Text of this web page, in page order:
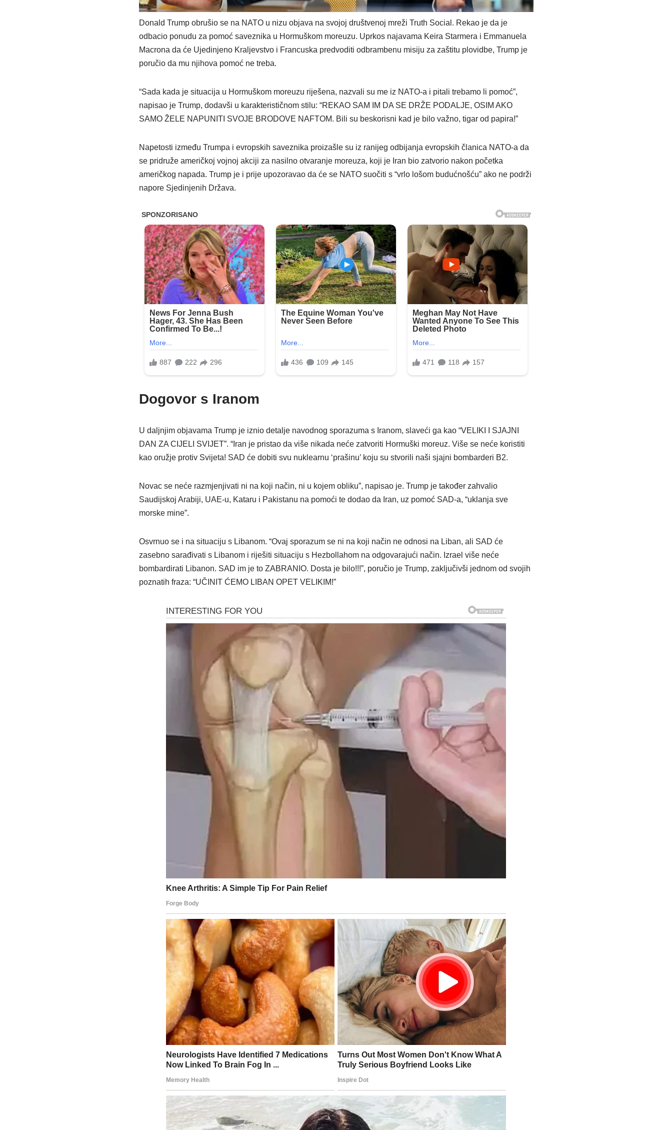
Donald Trump obrušio se na NATO u nizu objava na svojoj društvenoj mreži Truth Social. Rekao je da je
odbacio ponudu za pomoć saveznika u Hormuškom moreuzu. Uprkos najavama Keira Starmera i Emmanuela
Macrona da će Ujedinjeno Kraljevstvo i Francuska predvoditi odbrambenu misiju za zaštitu plovidbe, Trump je
poručio da mu njihova pomoć ne treba.
“Sada kada je situacija u Hormuškom moreuzu riješena, nazvali su me iz NATO-a i pitali trebamo li pomoć”,
napisao je Trump, dodavši u karakterističnom stilu: “REKAO SAM IM DA SE DRŽE PODALJE, OSIM AKO
SAMO ŽELE NAPUNITI SVOJE BRODOVE NAFTOM. Bili su beskorisni kad je bilo važno, tigar od papira!”
Napetosti između Trumpa i evropskih saveznika proizašle su iz ranijeg odbijanja evropskih članica NATO-a da
se pridruže američkoj vojnoj akciji za nasilno otvaranje moreuza, koji je Iran bio zatvorio nakon početka
američkog napada. Trump je i prije upozoravao da će se NATO suočiti s “vrlo lošom budućnošću” ako ne podrži
napore Sjedinjenih Država.
Dogovor s Iranom
U daljnjim objavama Trump je iznio detalje navodnog sporazuma s Iranom, slaveći ga kao “VELIKI I SJAJNI
DAN ZA CIJELI SVIJET”. “Iran je pristao da više nikada neće zatvoriti Hormuški moreuz. Više se neće koristiti
kao oružje protiv Svijeta! SAD će dobiti svu nuklearnu ‘prašinu’ koju su stvorili naši sjajni bombarderi B2.
Novac se neće razmjenjivati ni na koji način, ni u kojem obliku”, napisao je. Trump je također zahvalio
Saudijskoj Arabiji, UAE-u, Kataru i Pakistanu na pomoći te dodao da Iran, uz pomoć SAD-a, “uklanja sve
morske mine”.
Osvrnuo se i na situaciju s Libanom. “Ovaj sporazum se ni na koji način ne odnosi na Liban, ali SAD će
zasebno sarađivati s Libanom i riješiti situaciju s Hezbollahom na odgovarajući način. Izrael više neće
bombardirati Libanon. SAD im je to ZABRANIO. Dosta je bilo!!!”, poručio je Trump, zaključivši jednom od svojih
poznatih fraza: “UČINIT ĆEMO LIBAN OPET VELIKIM!”